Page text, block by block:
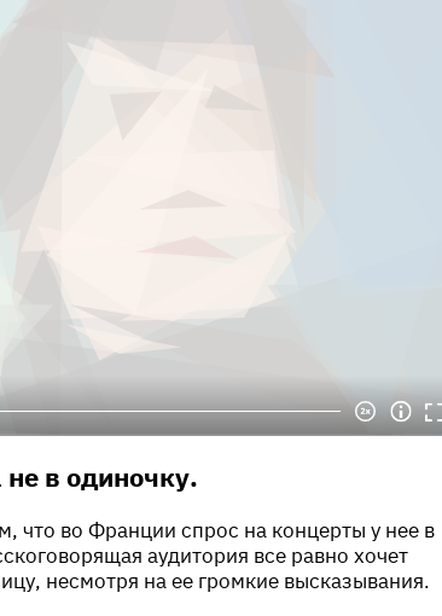
в одиночку.
что во Франции спрос на концерты у нее в
аудитория все равно хочет
несмотря на ее громкие высказывания.